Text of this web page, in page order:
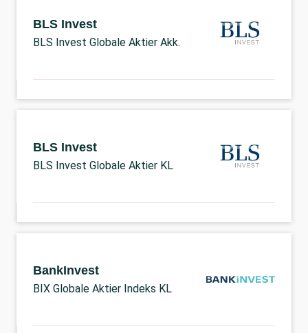
BLS Invest
BLS Invest Globale Aktier Akk.
BLS Invest
BLS Invest Globale Aktier KL
BankInvest
BIX Globale Aktier Indeks KL